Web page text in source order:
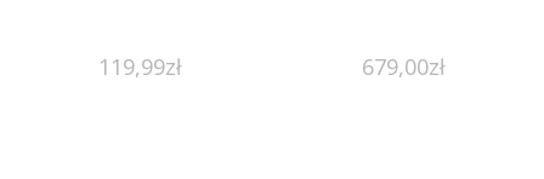
119,99zł 679,00zł